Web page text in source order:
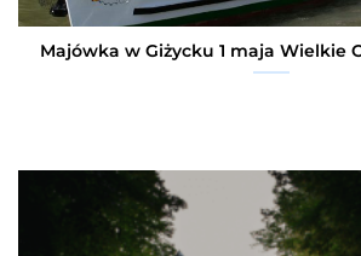
Majówka w Giżycku 1 maja Wielkie